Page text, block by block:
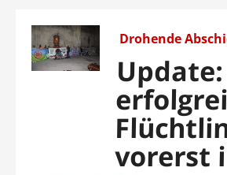
Drohende
vorerst